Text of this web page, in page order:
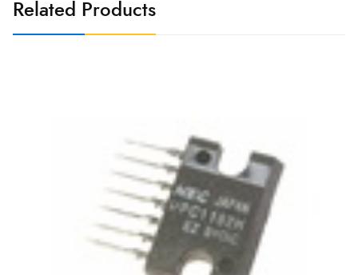
Related Products